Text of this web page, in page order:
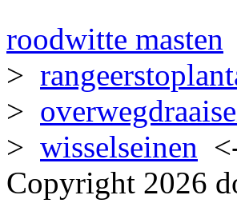
roodwitte masten
>
>
> wisselseinen
Copyright 2026